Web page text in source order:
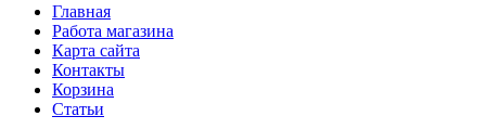
Главная
Работа магазина
Карта сайта
Контакты
Корзина
Статьи